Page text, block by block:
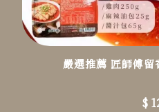
嚴選推薦 匠師傅留
$